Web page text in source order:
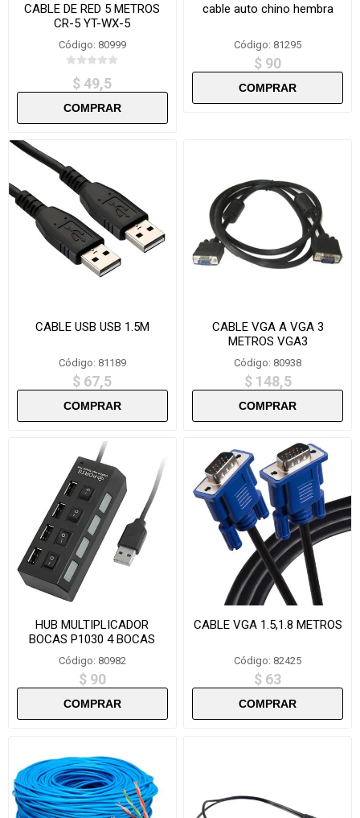
CABLE DE RED 5 METROS
CR-5 YT-WX-5
Código: 80999
$ 49,5
cable auto chino hembra
Código: 81295
$ 90
CABLE USB USB 1.5M
Código: 81189
$ 67,5
CABLE VGA A VGA 3
METROS VGA3
Código: 80938
$ 148,5
HUB MULTIPLICADOR
BOCAS P1030 4 BOCAS
Código: 80982
$ 90
CABLE VGA 1.5,1.8 METROS
Código: 82425
$ 63